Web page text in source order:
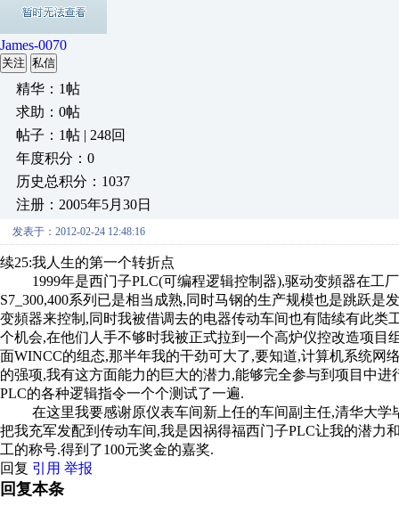
James-0070
关注 私信
精华：1帖
求助：0帖
帖子：1帖 | 248回
年度积分：0
历史总积分：1037
注册：2005年5月30日
发表于：2012-02-24 12:48:16
续25:我人生的第一个转折点
1999年是西门子PLC(可编程逻辑控制器),驱动变頻器在工
S7_300,400系列已是相当成熟,同时马钢的生产规模也是跳跃是
变頻器来控制,同时我被借调去的电器传动车间也有陆续有此类
个机会,在他们人手不够时我被正式拉到一个高炉仪控改造项目
面WINCC的组态,那半年我的干劲可大了,要知道,计算机系统网
的强项,我有这方面能力的巨大的潜力,能够完全参与到项目中
PLC的各种逻辑指令一个个测试了一遍.
在这里我要感谢原仪表车间新上任的车间副主任,清华大学
把我充军发配到传动车间,我是因祸得福西门子PLC让我的潜力
工的称号.得到了100元奖金的嘉奖.
回复 引用 举报
回复本条